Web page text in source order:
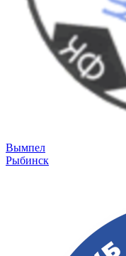
Вымпел
Рыбинск